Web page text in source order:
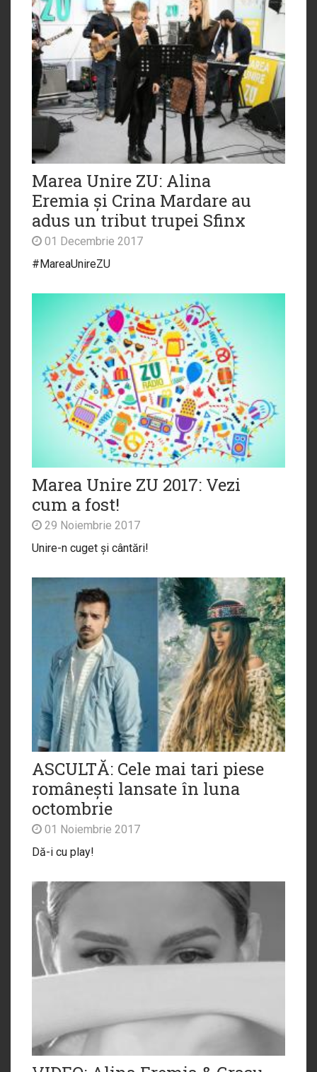
Marea Unire ZU: Alina
Eremia și Crina Mardare au
adus un tribut trupei Sfinx
01 Decembrie 2017
#MareaUnireZU
Marea Unire ZU 2017: Vezi
cum a fost!
29 Noiembrie 2017
Unire-n cuget și cântări!
ASCULTĂ: Cele mai tari piese
românești lansate în luna
octombrie
01 Noiembrie 2017
Dă-i cu play!